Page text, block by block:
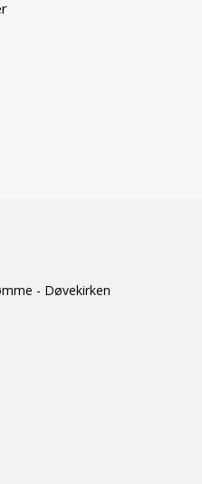
- Døvekirken